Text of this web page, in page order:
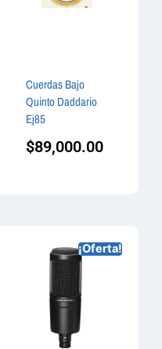
Cuerdas Bajo
Quinto Daddario
Ej85
$89,000.00
¡Oferta!